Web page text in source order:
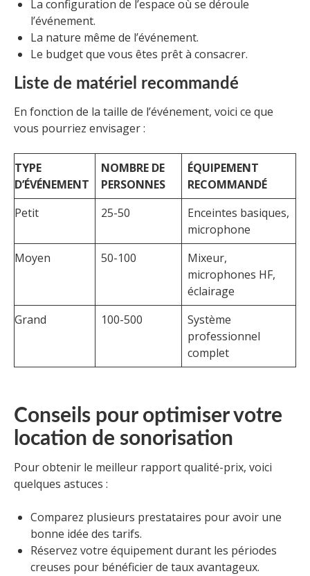
La configuration de l’espace où se déroule
l’événement.
La nature même de l’événement.
Le budget que vous êtes prêt à consacrer.
Liste de matériel recommandé
En fonction de la taille de l’événement, voici ce que
vous pourriez envisager :
TYPE
D’ÉVÉNEMENT
NOMBRE DE
PERSONNES
ÉQUIPEMENT
RECOMMANDÉ
Petit
25-50
Enceintes basiques,
microphone
Moyen
50-100
Mixeur,
microphones HF,
éclairage
Grand
100-500
Système
professionnel
complet
Conseils pour optimiser votre
location de sonorisation
Pour obtenir le meilleur rapport qualité-prix, voici
quelques astuces :
Comparez plusieurs prestataires pour avoir une
bonne idée des tarifs.
Réservez votre équipement durant les périodes
creuses pour bénéficier de taux avantageux.